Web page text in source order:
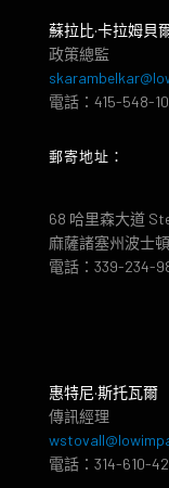
蘇拉比·卡拉姆貝
政策總監
電話：415-548-
郵寄地址：
68 哈里森大道
麻薩諸塞州波士頓
電話：339-234-
惠特尼·斯托瓦爾
傳訊經理
電話：314-610-